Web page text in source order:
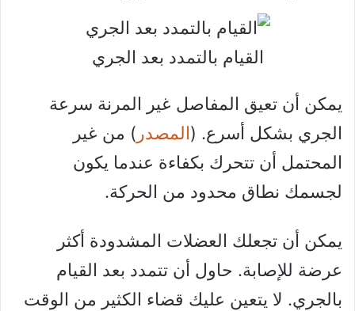
القيام بالتمدد بعد الجري
يمكن أن تعيق المفاصل غير المرنة سرعة
الجري بشكل أسرع. (المصدر ) من غير
المحتمل أن تتحرك بكفاءة عندما يكون
لجسمك نطاق محدود من الحركة.
يمكن أن تجعلك العضلات المشدودة أكثر
عرضة للإصابة. حاول أن تتمدد بعد القيام
بالجري. لا يتعين عليك قضاء الكثير من الوقت